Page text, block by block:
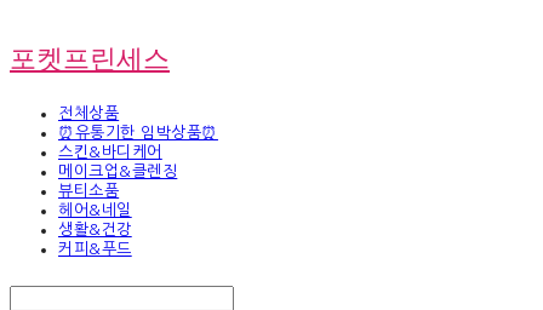
포켓프린세스
전체상품
⏰유통기한 임박상품⏰
스킨&바디케어
메이크업&클렌징
뷰티소품
헤어&네일
생활&건강
커피&푸드